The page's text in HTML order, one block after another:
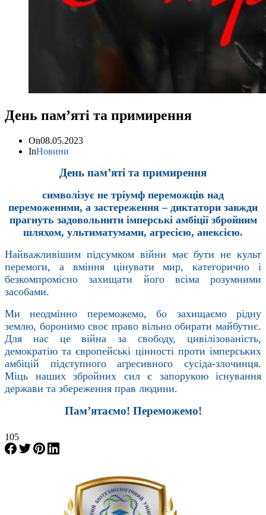
День пам’яті та примирення
On08.05.2023
InНовини
День пам’яті та примирення
символізує не тріумф переможців над
переможеними, а застереження – диктатори завжди
прагнуть задовольнити імперські амбіції збройним
шляхом, ультиматумами, агресією, анексією.
Найважливішим підсумком війни має бути не культ
перемоги, а вміння цінувати мир, категорично і
безкомпромісно захищати його всіма розумними
засобами.
Ми неодмінно переможемо, бо захищаємо рідну
землю, боронимо своє право вільно обирати майбутнє.
Для нас це війна за свободу, цивілізованість,
демократію та європейські цінності проти імперських
амбіцій підступного агресивного сусіда-злочинця.
Міць наших збройних сил є запорукою існування
держави та збереження прав людини.
Пам’ятаємо! Переможемо!
105